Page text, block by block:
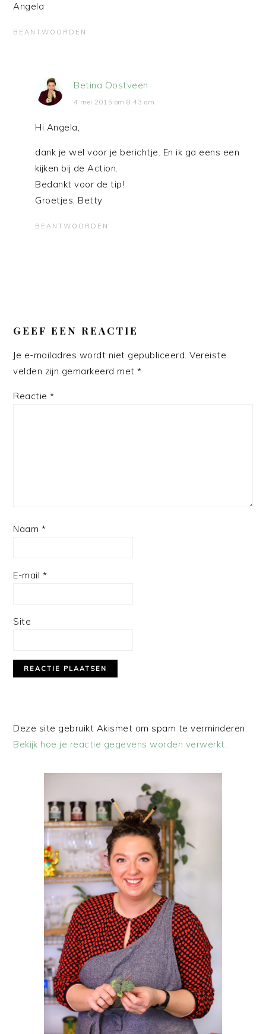
Angela
BEANTWOORDEN
Betina Oostveen
4 mei 2015 om 8:43 am
Hi Angela,
dank je wel voor je berichtje. En ik ga eens een
kijken bij de Action.
Bedankt voor de tip!
Groetjes, Betty
BEANTWOORDEN
GEEF EEN REACTIE
Je e-mailadres wordt niet gepubliceerd. Vereiste
velden zijn gemarkeerd met*
Reactie*
Naam *
E-mail *
Site
Deze site gebruikt Akismet om spam te verminderen.
Bekijk hoe je reactie gegevens worden verwerkt.